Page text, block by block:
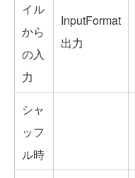
イル
から
の入
力
InputFormat
出力
シャ
ッフ
ル時